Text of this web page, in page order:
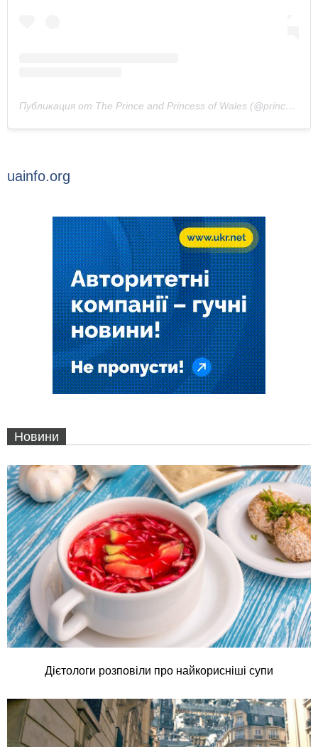
Публикация от The Prince and Princess of Wales (@princeandprincessofwales)
uainfo.org
Новини
Дієтологи розповіли про найкорисніші супи